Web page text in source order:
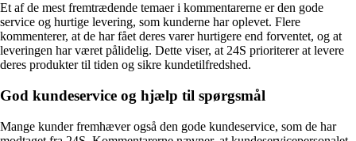
Et af de mest fremtrædende temaer i kommentarerne er den gode
service og hurtige levering, som kunderne har oplevet. Flere
kommenterer, at de har fået deres varer hurtigere end forventet, og at
leveringen har været pålidelig. Dette viser, at 24S prioriterer at levere
deres produkter til tiden og sikre kundetilfredshed.
God kundeservice og hjælp til spørgsmål
Mange kunder fremhæver også den gode kundeservice, som de har